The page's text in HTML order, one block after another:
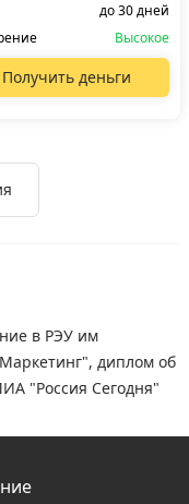
до 30 дней
Высокое
Получить деньги
в РЭУ им
диплом об
"Россия Сегодня"